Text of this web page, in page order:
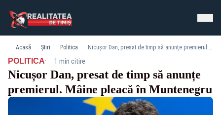
Acasă Știri Politica Nicușor Dan, presat de timp să anunțe premierul. Mâine pleacă în Muntenegru
POLITICA· 1 min citire
Nicușor Dan, presat de timp să anunțe
premierul. Mâine pleacă în Muntenegru